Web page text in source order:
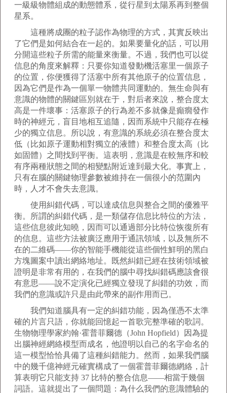
一級級物體組成的動態體系，從行星到太陽系再到整個
星系。
這種將成團的粒子認作為物理的方式，其實反映出
了它們是如何結合在一起的。如果要量化的話，可以用
分開這些粒子所需的能量來衡量。不過，我們也可以從
信息的角度來解釋：只要你知道發動機活塞里一個原子
的位置，你便獲得了活塞中所有其他原子的位置信息，
因為它們是作為一個單一物體共同運動的。無生命與有
意識的物體的關鍵區別就在于，對后者來說，整合度太
高是一件壞事：活塞原子的行為差不多就像是癲癇發作
時的神經元，盲目地相互追隨，因而系統中只能存在極
少的獨立信息。所以說，有意識的系統必須在整合度太
低（比如原子運動相對獨立的液體）和整合度太高（比
如固體）之間找到平衡。這表明，意識是在較無序和較
有序兩種狀態之間的相變點附近達到最大化。事實上，
只有在腦的關鍵物理參數被維持在一個很小的范圍內
時，人才不會失去意識。
使用糾錯代碼，可以達成信息與整合之間的優雅平
衡。所謂的糾錯代碼，是一類儲存信息比特位的方法，
這些信息彼此知曉，因而可以通過部分比特位恢復所有
的信息。這些方法被廣泛應用于通訊領域，以及無所不
在的二維碼——你的智能手機能從這些個性鮮明的黑白
方塊圖案中讀出網絡地址。既然糾錯已經在技術領域被
證明是非常有用的，在我們的腦中尋找糾錯碼應該會很
有意思——說不定演化已經獨立發現了糾錯的功效，而
我們的意識或許只是由此帶來的副作用而已。
我們知道腦具有一定的糾錯功能，因為僅憑不太準
確的片言只語，你就能回憶起一首歌完整準確的歌詞。
生物物理學家約翰·霍普菲爾德（John Hopfield）因為提
出腦神經網絡模型而成名，他證明以自己的名字命名的
這一模型恰恰具備了這種糾錯能力。然而，如果我們腦
中的幾千億神經元確實構成了一個霍普菲爾德網絡，計
算表明它只能支持 37 比特的整合信息——相當于幾個
詞語。這就提出了一個問題：為什么我們的意識體驗的